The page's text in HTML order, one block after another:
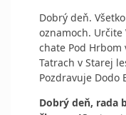
Dobrý deň.
oznamoch. Určite
chate Pod Hrbom
Tatrach v Starej
Pozdravuje Dodo
Dobrý deň, rada